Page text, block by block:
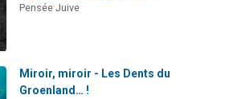
Pensée Juive
Miroir, miroir - Les Dents du
Groenland… !